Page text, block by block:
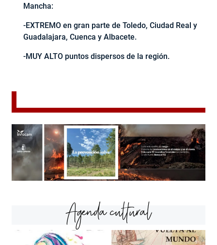
Mancha:
-EXTREMO en gran parte de Toledo, Ciudad Real y
Guadalajara, Cuenca y Albacete.
-MUY ALTO puntos dispersos de la región.
Agenda cultural